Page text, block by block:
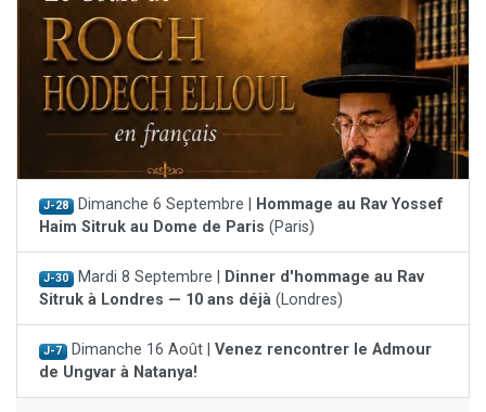
J-28 Dimanche 6 Septembre |
Hommage au Rav Yossef
Haim Sitruk au Dome de Paris (Paris)
J-30 Mardi 8 Septembre |
Dinner d'hommage au Rav
Sitruk à Londres — 10 ans déjà (Londres)
J-7 Dimanche 16 Août | Venez rencontrer le Admour
de Ungvar à Natanya!